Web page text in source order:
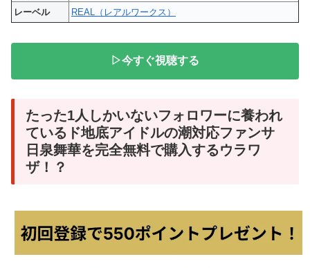
レーベル
REAL（レアルワークス）
▷今すぐ視聴する
たった1人しかいないフォロワーに養われ
ているド地底アイドルの潮対応ファンサ
日泉舞華を完全無料で購入するウラワ
ザ！？